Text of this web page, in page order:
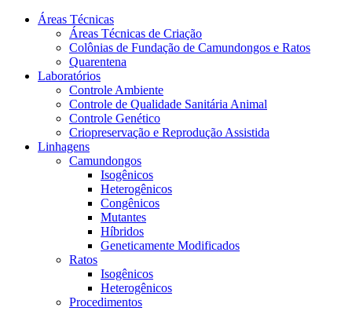
Áreas Técnicas
Áreas Técnicas de Criação
Colônias de Fundação de Camundongos e Ratos
Quarentena
Laboratórios
Controle Ambiente
Controle de Qualidade Sanitária Animal
Controle Genético
Criopreservação e Reprodução Assistida
Linhagens
Camundongos
Isogênicos
Heterogênicos
Congênicos
Mutantes
Híbridos
Geneticamente Modificados
Ratos
Isogênicos
Heterogênicos
Procedimentos